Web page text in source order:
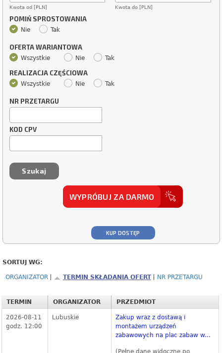
Kwota od [PLN] Kwota do [PLN]
POMIŃ SPROSTOWANIA
Nie Tak
OFERTA WARIANTOWA
Wszystkie Nie Tak
REALIZACJA CZĘŚCIOWA
Wszystkie Nie Tak
NR PRZETARGU
KOD CPV
WYPRÓBUJ ZA DARMO
KUP DOSTĘP
SORTUJ WG:
ORGANIZATOR TERMIN SKŁADANIA OFERT NR PRZETARGU
TERMIN ORGANIZATOR PRZEDMIOT
2026-08-11
godz. 12:00
Lubuskie
Zakup wraz z dostawą i
montażem urządzeń
zabawowych na plac zabaw w...
(Pełne dane widoczne po